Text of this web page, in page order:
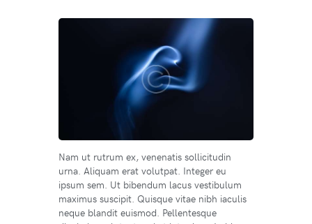
Nam ut rutrum ex, venenatis sollicitudin
urna. Aliquam erat volutpat. Integer eu
ipsum sem. Ut bibendum lacus vestibulum
maximus suscipit. Quisque vitae nibh iaculis
neque blandit euismod. Pellentesque